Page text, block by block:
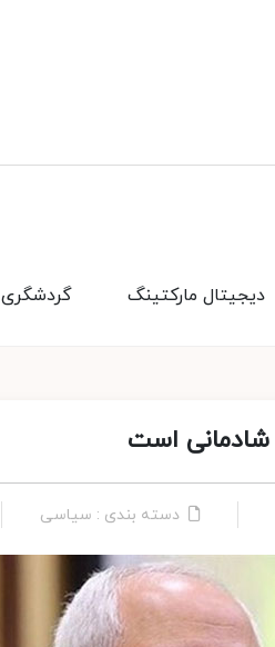
گردشگری دیجیتال مارکتینگ
شادمانی است
دسته بندی : سیاسی